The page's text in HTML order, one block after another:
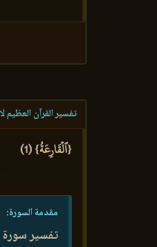
تفسير القرآن العظيم
{ٱلۡقَارِعَةُ} (1)
مقدمة السورة:
تفسير سورة